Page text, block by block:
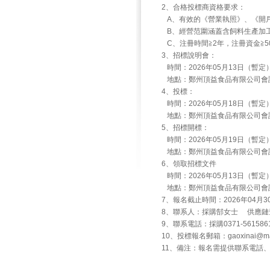
2、合格投標商資格要求：
A、有效的《營業執照》、《開
B、經營范圍涵蓋含飼料生產加
C、注冊時間≧2年，注冊資金
3、招標說明會：
時間：2026年05月13日（暫定
地點：鄭州頂益食品有限公司會
4、投標：
時間：2026年05月18日（暫定
地點：鄭州頂益食品有限公司會
5、招標開標：
時間：2026年05月19日（暫定
地點：鄭州頂益食品有限公司會
6、領取招標文件
時間：2026年05月13日（暫定
地點：鄭州頂益食品有限公司會
7、報名截止時間：2026年04月
8、聯系人：採購郜女士 供應鏈
9、聯系電話：採購0371-
10、投標報名郵箱：
11、備注：報名需提供聯系電話